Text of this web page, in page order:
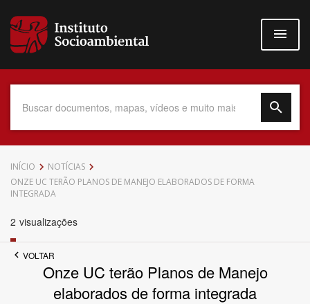
para
conteúdo
Data do Documento
INÍCIO
NOTÍCIAS
ONZE UC TERÃO PLANOS DE MANEJO ELABORADOS DE FORMA
INTEGRADA
2 visualizações
VOLTAR
Onze UC terão Planos de Manejo
elaborados de forma integrada